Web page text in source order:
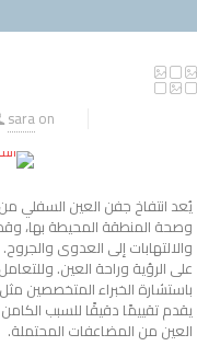
saraon
يُعد انتفاخ جفن العين السفلي
وصحة المنطقة المحيطة بها،
والالتهابات إلى العدوى والجروح.
على الرؤية وراحة العين.
باستشارة الخبراء المتخصصين
يقدم تقييمًا دقيقًا للسبب
العين من المضاعفات المحتملة.